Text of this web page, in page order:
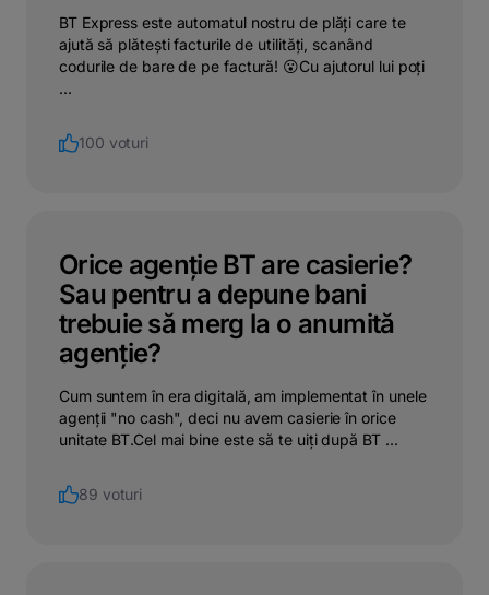
BT Express este automatul nostru de plăți care te
ajută să plătești facturile de utilități, scanând
codurile de bare de pe factură! 😮Cu ajutorul lui poți
...
100 voturi
Orice agenție BT are casierie?
Sau pentru a depune bani
trebuie să merg la o anumită
agenție?
Cum suntem în era digitală, am implementat în unele
agenții "no cash", deci nu avem casierie în orice
unitate BT.Cel mai bine este să te uiți după BT ...
89 voturi